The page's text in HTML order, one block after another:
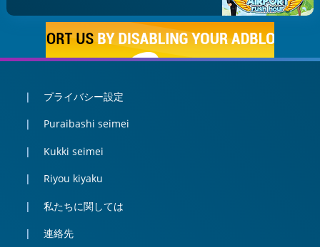
プライバシー設定
Puraibashi seimei
Kukki seimei
Riyou kiyaku
私たちに関しては
連絡先